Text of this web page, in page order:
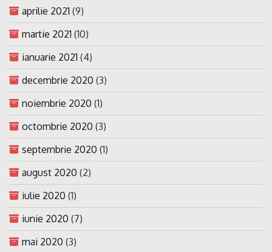
aprilie 2021 (9)
martie 2021 (10)
ianuarie 2021 (4)
decembrie 2020 (3)
noiembrie 2020 (1)
octombrie 2020 (3)
septembrie 2020 (1)
august 2020 (2)
iulie 2020 (1)
iunie 2020 (7)
mai 2020 (3)